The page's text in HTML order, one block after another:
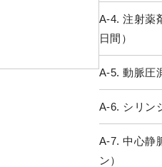
A-4. 注射薬
日間）
A-5. 動脈圧
A-6. シリン
A-7. 中心静
ン）